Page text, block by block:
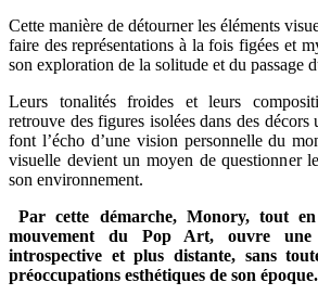
Cette manière de détourner les éléments
faire des représentations à la fois figées et
son exploration de la solitude et du passage
Leurs tonalités froides et leurs
retrouve des figures isolées dans des décors
font l’écho d’une vision personnelle du
visuelle devient un moyen de questionner
son environnement.
Par cette démarche, Monory, tout
mouvement du Pop Art, ouvre une
introspective et plus distante, sans
préoccupations esthétiques de son époque.